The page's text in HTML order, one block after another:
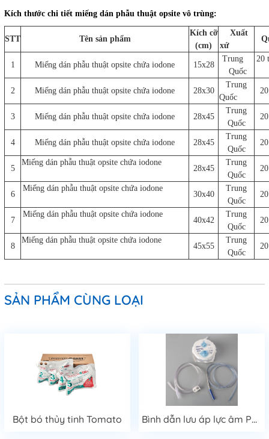
Kích thước chi tiết miếng dán phẫu thuật opsite vô trùng:
STT Tên sản phẩm
Kích cỡ
(cm)
Xuất
xứ
1 Miếng dán phẫu thuật opsite chứa iodone 15x28
Trung
Quốc
20
2 Miếng dán phẫu thuật opsite chứa iodone 28x30
Trung
Quốc
3 Miếng dán phẫu thuật opsite chứa iodone 28x45
Trung
Quốc
4 Miếng dán phẫu thuật opsite chứa iodone 28x45
Trung
Quốc
5
Miếng dán phẫu thuật opsite chứa iodone
28x45
Trung
Quốc
6
Miếng dán phẫu thuật opsite chứa iodone
30x40
Trung
Quốc
7
Miếng dán phẫu thuật opsite chứa iodone
40x42
Trung
Quốc
8
Miếng dán phẫu thuật opsite chứa iodone
45x55
Trung
Quốc
SẢN PHẨM CÙNG LOẠI
Bột bó thủy tinh Tomato Bình dẫn lưu áp lực âm PVC